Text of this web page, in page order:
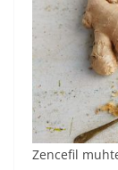
Zencefil